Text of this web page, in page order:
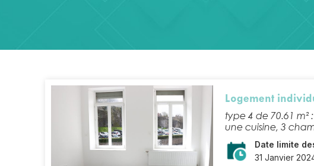
Logement
type 4 de 70.61 m² :
une cuisine, 3
Date limite
31 Janvier